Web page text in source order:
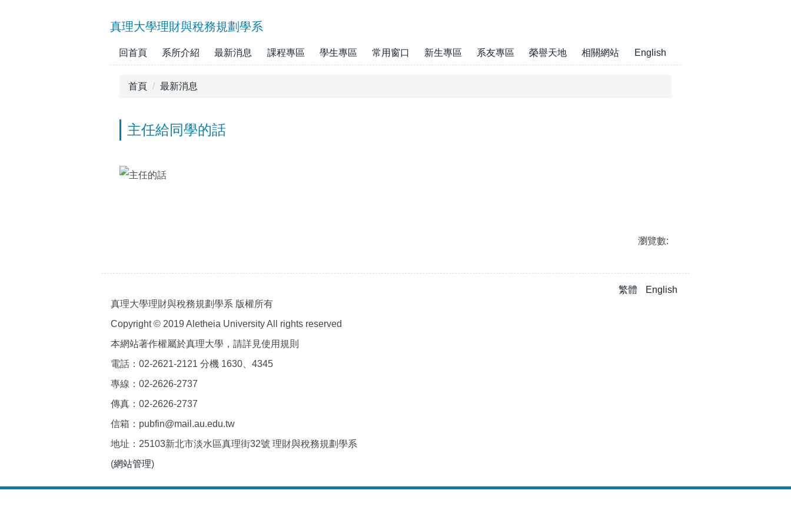
真理大學理財與稅務規劃學系
回首頁 系所介紹 最新消息 課程專區 學生專區 常用窗口 新生專區 系友專區 榮譽天地 相關網站 English
首頁 最新消息
主任給同學的話
瀏覽數:
繁體
English
真理大學理財與稅務規劃學系 版權所有
Copyright © 2019 Aletheia University All rights reserved
本網站著作權屬於真理大學，請詳見使用規則
電話：02-2621-2121 分機 1630、4345
專線：02-2626-2737
傳真：02-2626-2737
信箱：pubfin@mail.au.edu.tw
地址：25103新北市淡水區真理街32號 理財與稅務規劃學系
(網站管理)